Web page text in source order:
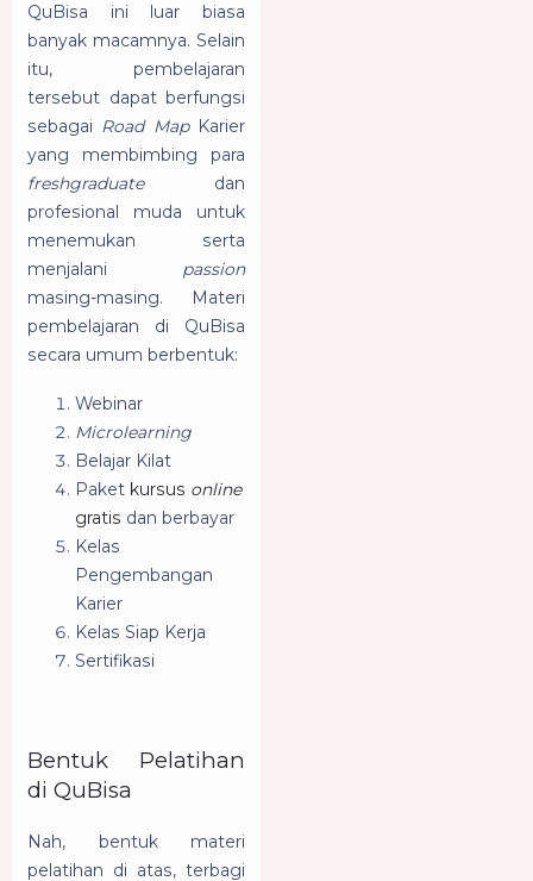
QuBisa ini luar biasa
banyak macamnya. Selain
itu, pembelajaran
tersebut dapat berfungsi
sebagai
Road MapKarier
yang membimbing para
freshgraduate dan
profesional muda untuk
menemukan serta
menjalani passion
masing-masing. Materi
pembelajaran di QuBisa
secara umum berbentuk:
Webinar
Microlearning
Belajar Kilat
Paket kursus online
gratis dan berbayar
Kelas
Pengembangan
Karier
Kelas Siap Kerja
Sertifikasi
Bentuk Pelatihan
di QuBisa
Nah, bentuk materi
pelatihan di atas, terbagi